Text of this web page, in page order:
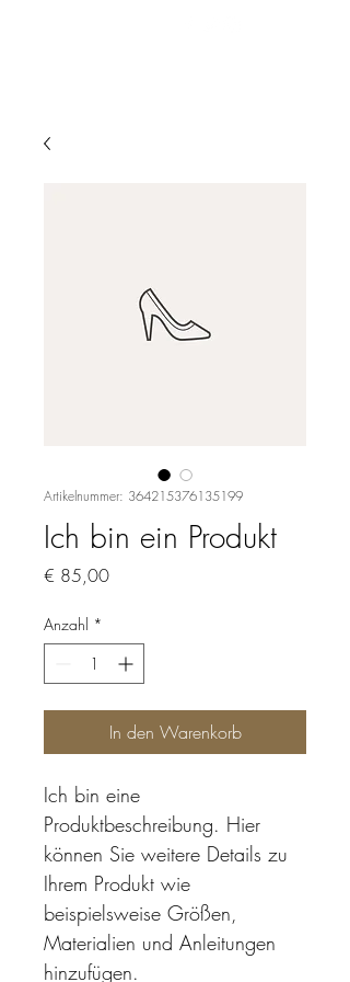
Artikelnummer: 364215376135199
Ich bin ein Produkt
€ 85,00Preis
Anzahl *
In den Warenkorb
Ich bin eine
Produktbeschreibung. Hier
können Sie weitere Details zu
Ihrem Produkt wie
beispielsweise Größen,
Materialien und Anleitungen
hinzufügen.